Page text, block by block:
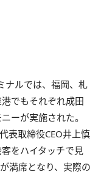
ナルでは、福岡、札
でもそれぞれ成田
ーが実施された。
表取締役CEO井上慎
をハイタッチで見
満席となり、実際の